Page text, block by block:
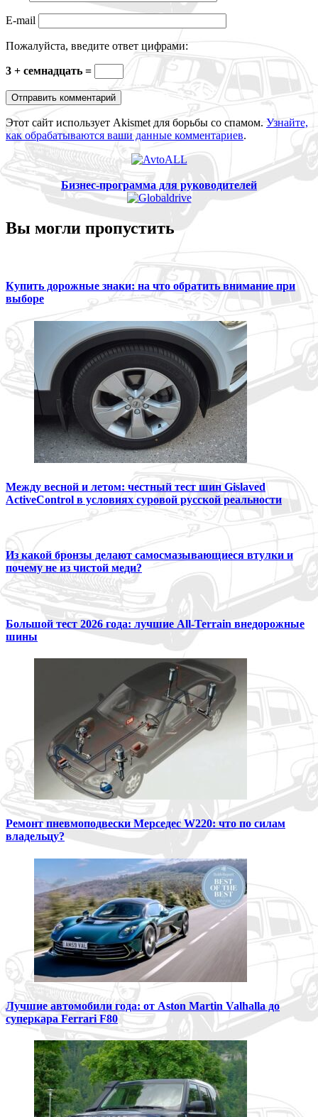
E-mail
Пожалуйста, введите ответ цифрами:
3 + семнадцать =
Этот сайт использует Akismet для борьбы со спамом. Узнайте,
как обрабатываются ваши данные комментариев.
Бизнес-программа для руководителей
Вы могли пропустить
Купить дорожные знаки: на что обратить внимание при
выборе
Между весной и летом: честный тест шин Gislaved
ActiveControl в условиях суровой русской реальности
Из какой бронзы делают самосмазывающиеся втулки и
почему не из чистой меди?
Большой тест 2026 года: лучшие All-Terrain внедорожные
шины
Ремонт пневмоподвески Мерседес W220: что по силам
владельцу?
Лучшие автомобили года: от Aston Martin Valhalla до
суперкара Ferrari F80